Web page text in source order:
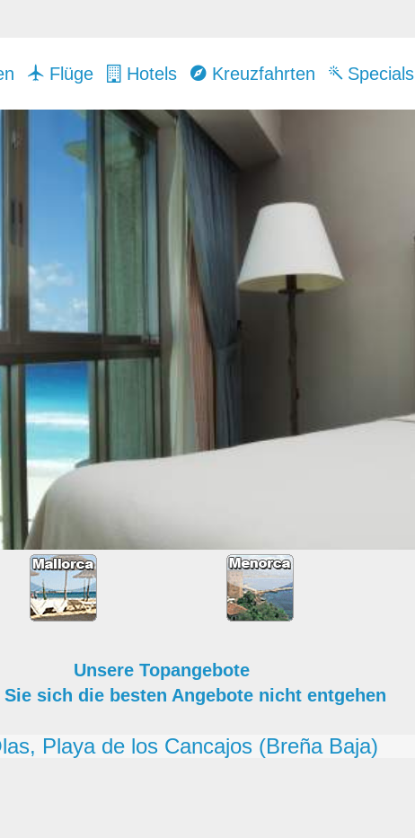
Flüge Hotels Kreuzfahrten Specials
Unsere Topangebote
Sie sich die besten Angebote nicht entgehen
Playa de los Cancajos (Breña Baja)